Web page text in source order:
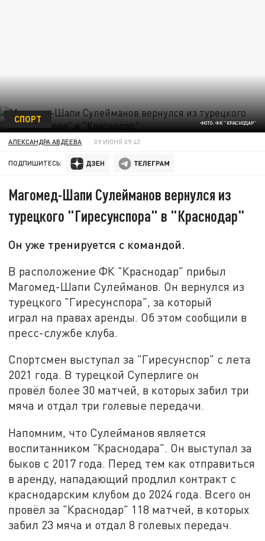
ФОТО: ФК "КРАСНОДАР"
СПОРТ
АЛЕКСАНДРА АВДЕЕВА 09 ИЮНЯ 09:43
ПОДПИШИТЕСЬ:
Магомед-Шапи Сулейманов вернулся из
турецкого "Гиресунспора" в "Краснодар"
Он уже тренируется с командой.
В расположение ФК "Краснодар" прибыл
Магомед-Шапи Сулейманов. Он вернулся из
турецкого "Гиресунспора", за который
играл на правах аренды. Об этом сообщили в
пресс-службе клуба.
Спортсмен выступал за "Гиресунспор" с лета
2021 года. В турецкой Суперлиге он
провёл более 30 матчей, в которых забил три
мяча и отдал три голевые передачи.
Напомним, что Сулейманов является
воспитанником "Краснодара". Он выступал за
быков с 2017 года. Перед тем как отправиться
в аренду, нападающий продлил контракт с
краснодарским клубом до 2024 года. Всего он
провёл за "Краснодар" 118 матчей, в которых
забил 23 мяча и отдал 8 голевых передач.